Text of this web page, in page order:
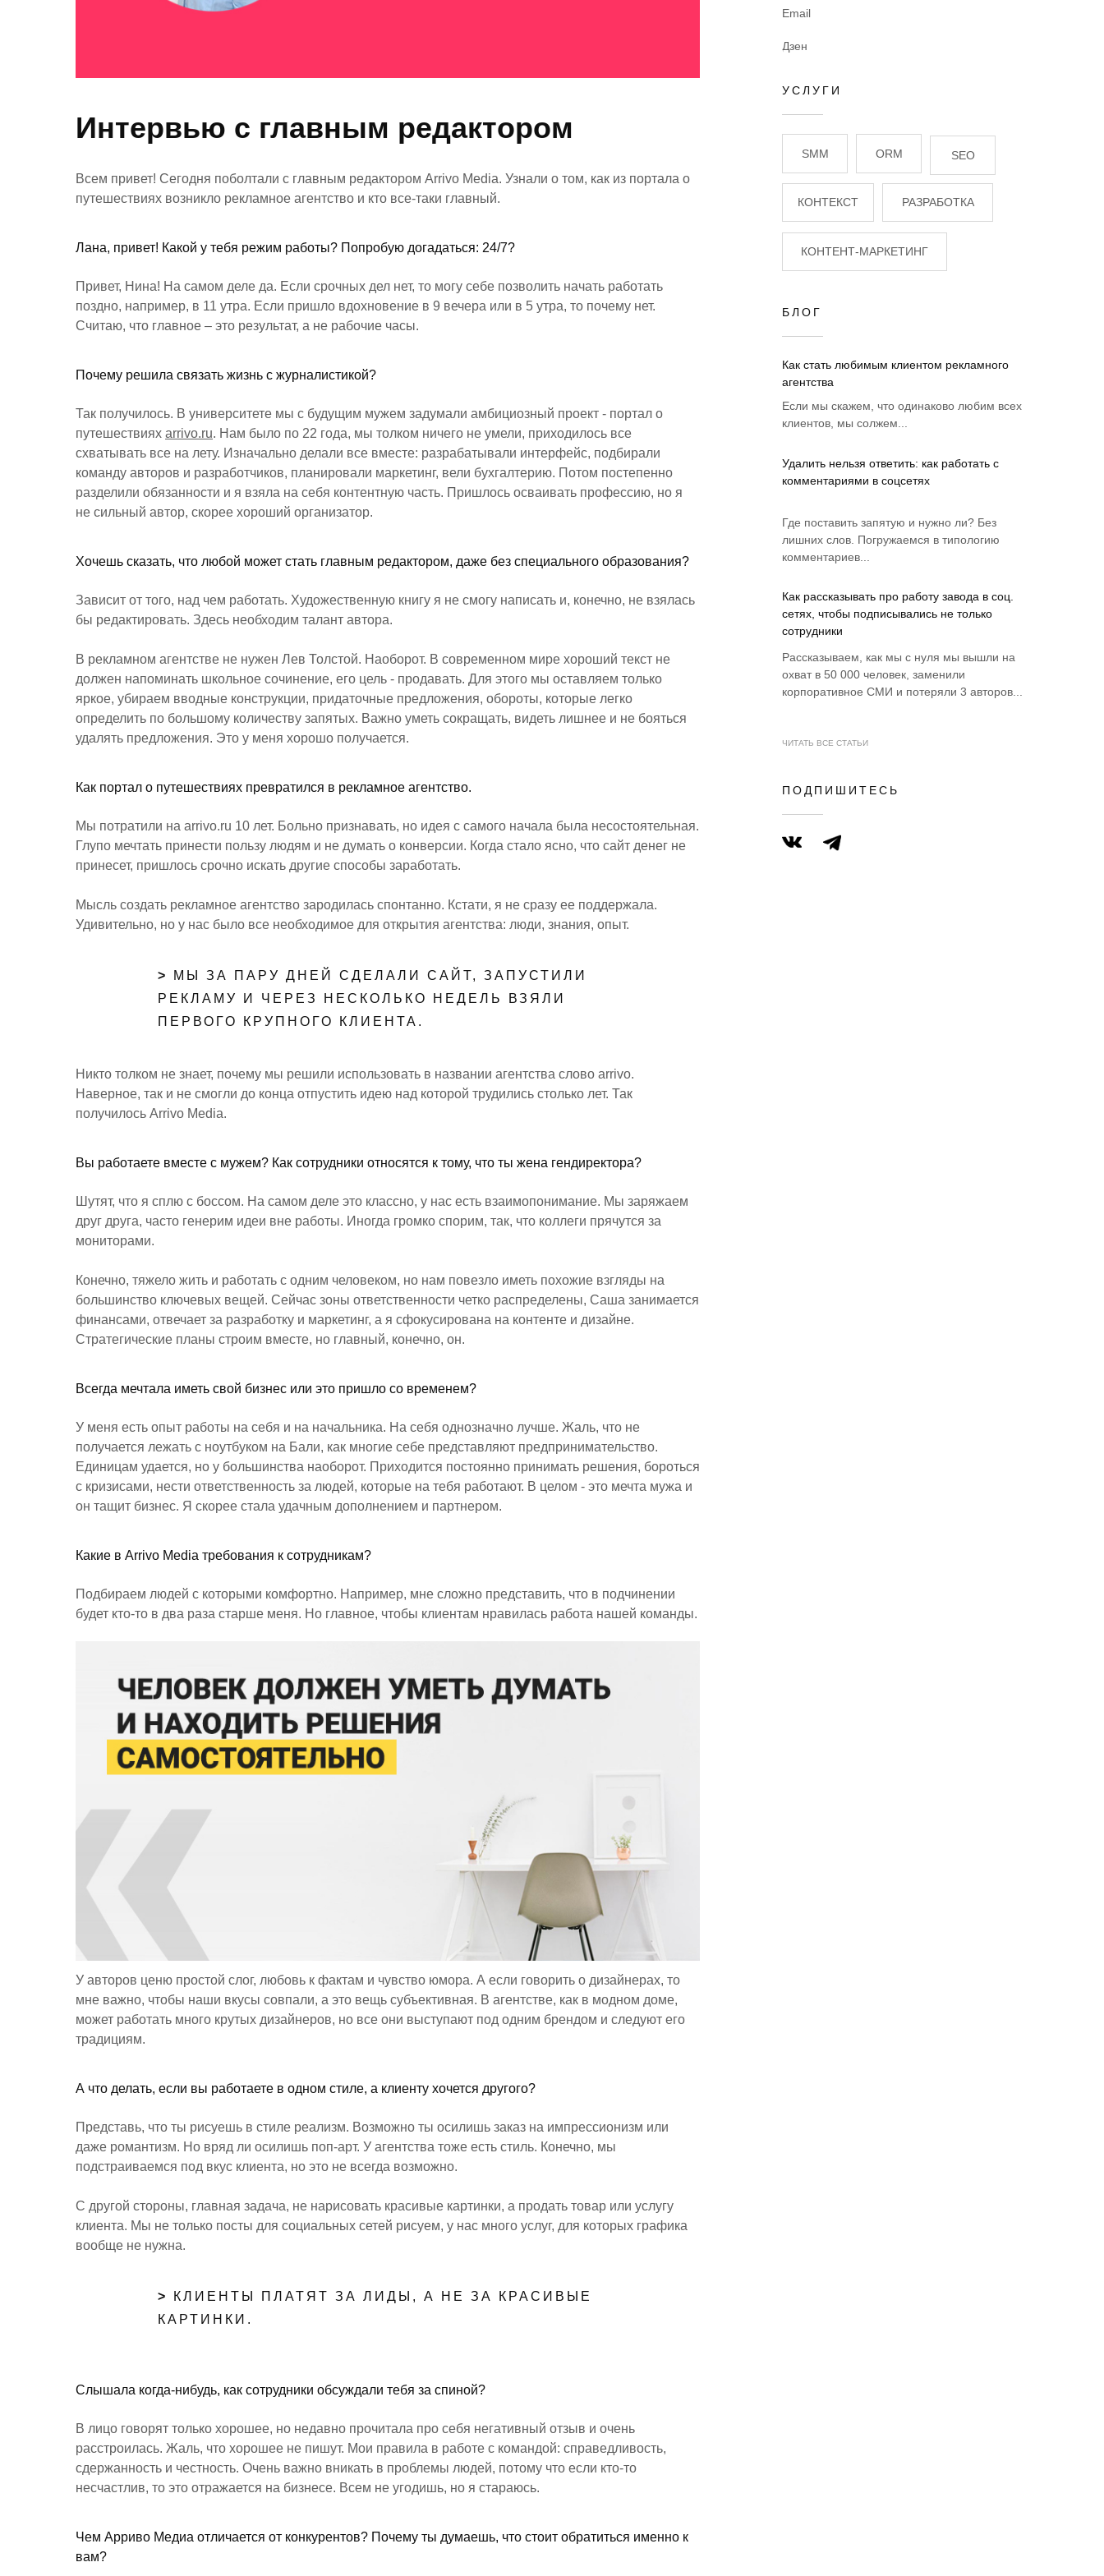
Email
Дзен
УСЛУГИ
SMM ORM SEO
КОНТЕКСТ РАЗРАБОТКА
КОНТЕНТ-МАРКЕТИНГ
БЛОГ
Как стать любимым клиентом рекламного
агентства
Если мы скажем, что одинаково любим всех
клиентов, мы солжем...
Удалить нельзя ответить: как работать с
комментариями в соцсетях
Где поставить запятую и нужно ли? Без
лишних слов. Погружаемся в типологию
комментариев...
Как рассказывать про работу завода в соц.
сетях, чтобы подписывались не только
сотрудники
Рассказываем, как мы с нуля мы вышли на
охват в 50 000 человек, заменили
корпоративное СМИ и потеряли 3 авторов...
ЧИТАТЬ ВСЕ СТАТЬИ
ПОДПИШИТЕСЬ
Интервью с главным редактором
Всем привет! Сегодня поболтали с главным редактором Arrivo Media. Узнали о том, как из портала о
путешествиях возникло рекламное агентство и кто все-таки главный.
Лана, привет! Какой у тебя режим работы? Попробую догадаться: 24/7?
Привет, Нина! На самом деле да. Если срочных дел нет, то могу себе позволить начать работать
поздно, например, в 11 утра. Если пришло вдохновение в 9 вечера или в 5 утра, то почему нет.
Считаю, что главное – это результат, а не рабочие часы.
Почему решила связать жизнь с журналистикой?
Так получилось. В университете мы с будущим мужем задумали амбициозный проект - портал о
путешествиях arrivo.ru. Нам было по 22 года, мы толком ничего не умели, приходилось все
схватывать все на лету. Изначально делали все вместе: разрабатывали интерфейс, подбирали
команду авторов и разработчиков, планировали маркетинг, вели бухгалтерию. Потом постепенно
разделили обязанности и я взяла на себя контентную часть. Пришлось осваивать профессию, но я
не сильный автор, скорее хороший организатор.
Хочешь сказать, что любой может стать главным редактором, даже без специального образования?
Зависит от того, над чем работать. Художественную книгу я не смогу написать и, конечно, не взялась
бы редактировать. Здесь необходим талант автора.
В рекламном агентстве не нужен Лев Толстой. Наоборот. В современном мире хороший текст не
должен напоминать школьное сочинение, его цель - продавать. Для этого мы оставляем только
яркое, убираем вводные конструкции, придаточные предложения, обороты, которые легко
определить по большому количеству запятых. Важно уметь сокращать, видеть лишнее и не бояться
удалять предложения. Это у меня хорошо получается.
Как портал о путешествиях превратился в рекламное агентство.
Мы потратили на arrivo.ru 10 лет. Больно признавать, но идея с самого начала была несостоятельная.
Глупо мечтать принести пользу людям и не думать о конверсии. Когда стало ясно, что сайт денег не
принесет, пришлось срочно искать другие способы заработать.
Мысль создать рекламное агентство зародилась спонтанно. Кстати, я не сразу ее поддержала.
Удивительно, но у нас было все необходимое для открытия агентства: люди, знания, опыт.
>
МЫ ЗА ПАРУ ДНЕЙ СДЕЛАЛИ САЙТ, ЗАПУСТИЛИ
РЕКЛАМУ И ЧЕРЕЗ НЕСКОЛЬКО НЕДЕЛЬ ВЗЯЛИ
ПЕРВОГО КРУПНОГО КЛИЕНТА.
Никто толком не знает, почему мы решили использовать в названии агентства слово arrivo.
Наверное, так и не смогли до конца отпустить идею над которой трудились столько лет. Так
получилось Arrivo Media.
Вы работаете вместе с мужем? Как сотрудники относятся к тому, что ты жена гендиректора?
Шутят, что я сплю с боссом. На самом деле это классно, у нас есть взаимопонимание. Мы заряжаем
друг друга, часто генерим идеи вне работы. Иногда громко спорим, так, что коллеги прячутся за
мониторами.
Конечно, тяжело жить и работать с одним человеком, но нам повезло иметь похожие взгляды на
большинство ключевых вещей. Сейчас зоны ответственности четко распределены, Саша занимается
финансами, отвечает за разработку и маркетинг, а я сфокусирована на контенте и дизайне.
Стратегические планы строим вместе, но главный, конечно, он.
Всегда мечтала иметь свой бизнес или это пришло со временем?
У меня есть опыт работы на себя и на начальника. На себя однозначно лучше. Жаль, что не
получается лежать с ноутбуком на Бали, как многие себе представляют предпринимательство.
Единицам удается, но у большинства наоборот. Приходится постоянно принимать решения, бороться
с кризисами, нести ответственность за людей, которые на тебя работают. В целом - это мечта мужа и
он тащит бизнес. Я скорее стала удачным дополнением и партнером.
Какие в Arrivo Media требования к сотрудникам?
Подбираем людей с которыми комфортно. Например, мне сложно представить, что в подчинении
будет кто-то в два раза старше меня. Но главное, чтобы клиентам нравилась работа нашей команды.
У авторов ценю простой слог, любовь к фактам и чувство юмора. А если говорить о дизайнерах, то
мне важно, чтобы наши вкусы совпали, а это вещь субъективная. В агентстве, как в модном доме,
может работать много крутых дизайнеров, но все они выступают под одним брендом и следуют его
традициям.
А что делать, если вы работаете в одном стиле, а клиенту хочется другого?
Представь, что ты рисуешь в стиле реализм. Возможно ты осилишь заказ на импрессионизм или
даже романтизм. Но вряд ли осилишь поп-арт. У агентства тоже есть стиль. Конечно, мы
подстраиваемся под вкус клиента, но это не всегда возможно.
С другой стороны, главная задача, не нарисовать красивые картинки, а продать товар или услугу
клиента. Мы не только посты для социальных сетей рисуем, у нас много услуг, для которых графика
вообще не нужна.
>
КЛИЕНТЫ ПЛАТЯТ ЗА ЛИДЫ, А НЕ ЗА КРАСИВЫЕ
КАРТИНКИ.
Слышала когда-нибудь, как сотрудники обсуждали тебя за спиной?
В лицо говорят только хорошее, но недавно прочитала про себя негативный отзыв и очень
расстроилась. Жаль, что хорошее не пишут. Мои правила в работе с командой: справедливость,
сдержанность и честность. Очень важно вникать в проблемы людей, потому что если кто-то
несчастлив, то это отражается на бизнесе. Всем не угодишь, но я стараюсь.
Чем Арриво Медиа отличается от конкурентов? Почему ты думаешь, что стоит обратиться именно к
вам?